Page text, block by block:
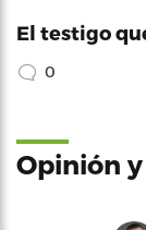
El testigo
0
Opinión